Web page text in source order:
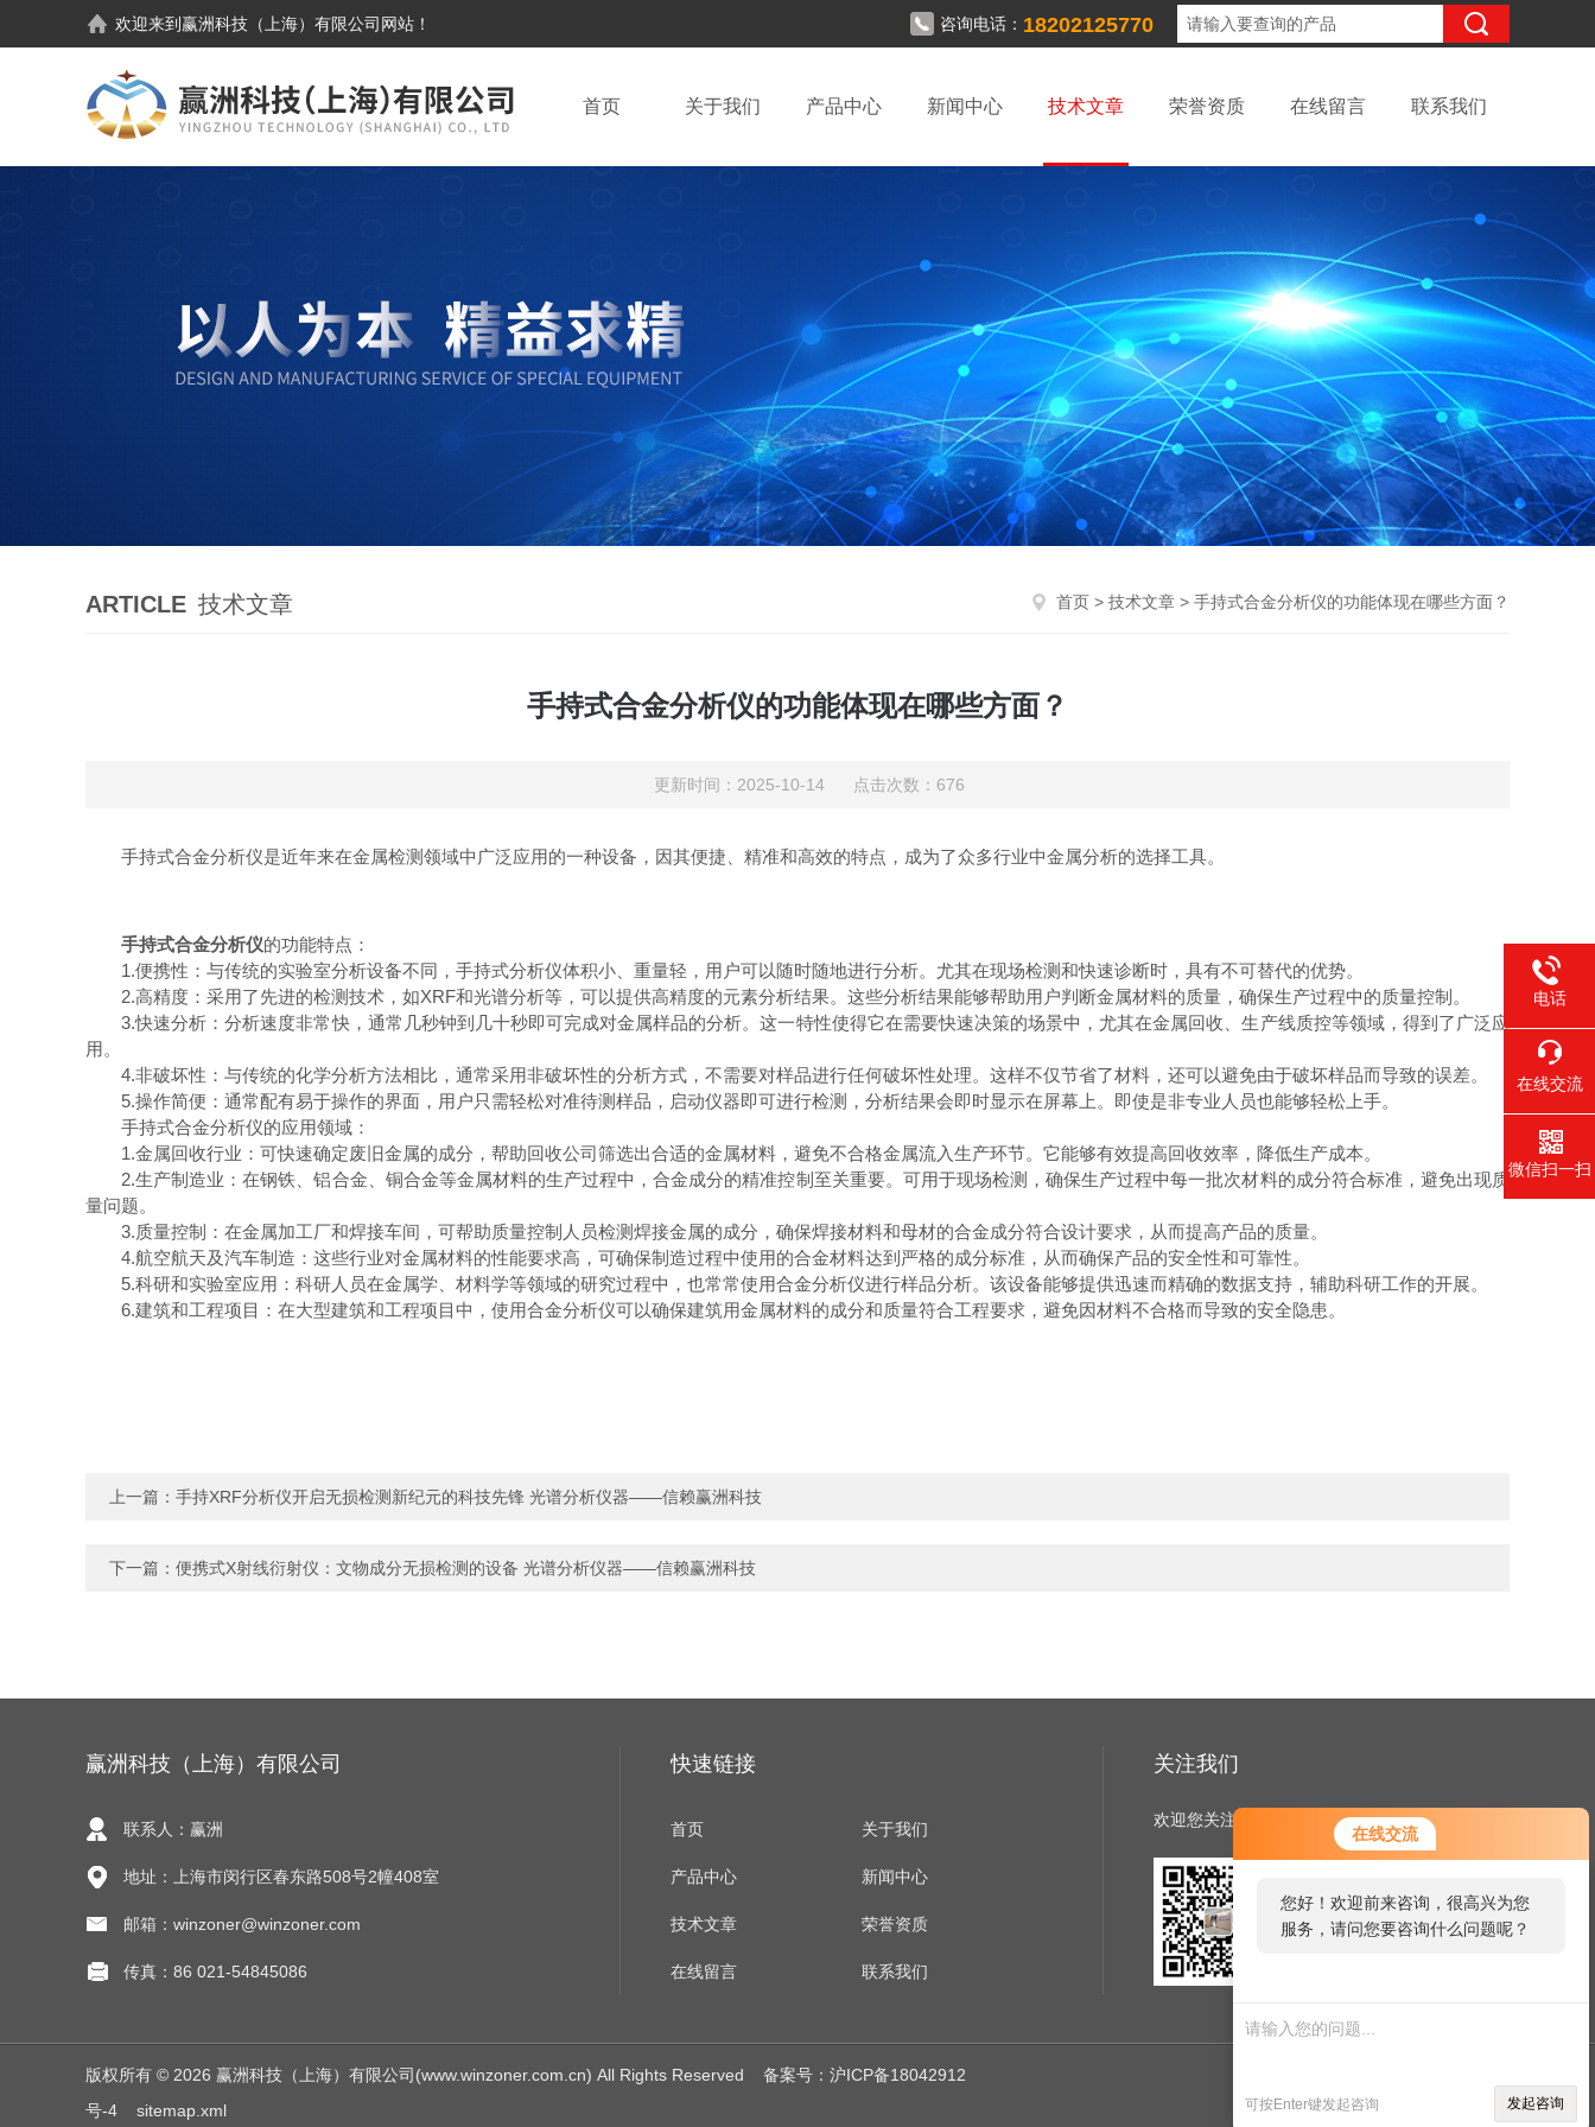
在线交流
您好！欢迎前来咨询，很高兴为您
服务，请问您要咨询什么问题呢？
可按Enter键发起咨询 发起咨询
欢迎来到 赢洲科技（上海）有限公司 网站！ 咨询电话： 18202125770
首页 关于我们 产品中心 新闻中心 技术文章 荣誉资质 在线留言 联系我们
ARTICLE 技术文章 首页 > 技术文章 > 手持式合金分析仪的功能体现在哪些方面？
手持式合金分析仪的功能体现在哪些方面？
更新时间：2025-10-14 点击次数：676
手持式合金分析仪是近年来在金属检测领域中广泛应用的一种设备，因其便捷、精准和高效的特点，成为了众多行业中金属分析的选择工具。
手持式合金分析仪的功能特点：
1.便携性：与传统的实验室分析设备不同，手持式分析仪体积小、重量轻，用户可以随时随地进行分析。尤其在现场检测和快速诊断时，具有不可替代的优势。
2.高精度：采用了先进的检测技术，如XRF和光谱分析等，可以提供高精度的元素分析结果。这些分析结果能够帮助用户判断金属材料的质量，确保生产过程中的质量控制。
3.快速分析：分析速度非常快，通常几秒钟到几十秒即可完成对金属样品的分析。这一特性使得它在需要快速决策的场景中，尤其在金属回收、生产线质控等领域，得到了广泛应
用。
4.非破坏性：与传统的化学分析方法相比，通常采用非破坏性的分析方式，不需要对样品进行任何破坏性处理。这样不仅节省了材料，还可以避免由于破坏样品而导致的误差。
5.操作简便：通常配有易于操作的界面，用户只需轻松对准待测样品，启动仪器即可进行检测，分析结果会即时显示在屏幕上。即使是非专业人员也能够轻松上手。
手持式合金分析仪的应用领域：
1.金属回收行业：可快速确定废旧金属的成分，帮助回收公司筛选出合适的金属材料，避免不合格金属流入生产环节。它能够有效提高回收效率，降低生产成本。
2.生产制造业：在钢铁、铝合金、铜合金等金属材料的生产过程中，合金成分的精准控制至关重要。可用于现场检测，确保生产过程中每一批次材料的成分符合标准，避免出现质
量问题。
3.质量控制：在金属加工厂和焊接车间，可帮助质量控制人员检测焊接金属的成分，确保焊接材料和母材的合金成分符合设计要求，从而提高产品的质量。
4.航空航天及汽车制造：这些行业对金属材料的性能要求高，可确保制造过程中使用的合金材料达到严格的成分标准，从而确保产品的安全性和可靠性。
5.科研和实验室应用：科研人员在金属学、材料学等领域的研究过程中，也常常使用合金分析仪进行样品分析。该设备能够提供迅速而精确的数据支持，辅助科研工作的开展。
6.建筑和工程项目：在大型建筑和工程项目中，使用合金分析仪可以确保建筑用金属材料的成分和质量符合工程要求，避免因材料不合格而导致的安全隐患。
上一篇： 手持XRF分析仪开启无损检测新纪元的科技先锋 光谱分析仪器——信赖赢洲科技
下一篇： 便携式X射线衍射仪：文物成分无损检测的设备 光谱分析仪器——信赖赢洲科技
赢洲科技（上海）有限公司
联系人：赢洲
地址：上海市闵行区春东路508号2幢408室
邮箱：winzoner@winzoner.com
传真：86 021-54845086
快速链接
首页 关于我们
产品中心 新闻中心
技术文章 荣誉资质
在线留言 联系我们
关注我们
欢迎您关注我们的微信公众号了解更多信息
扫一扫
版权所有 © 2026 赢洲科技（上海）有限公司(www.winzoner.com.cn) All Rights Reserved 备案号：沪ICP备18042912
号-4
sitemap.xml
电话
400-
在线交流
微信扫一扫